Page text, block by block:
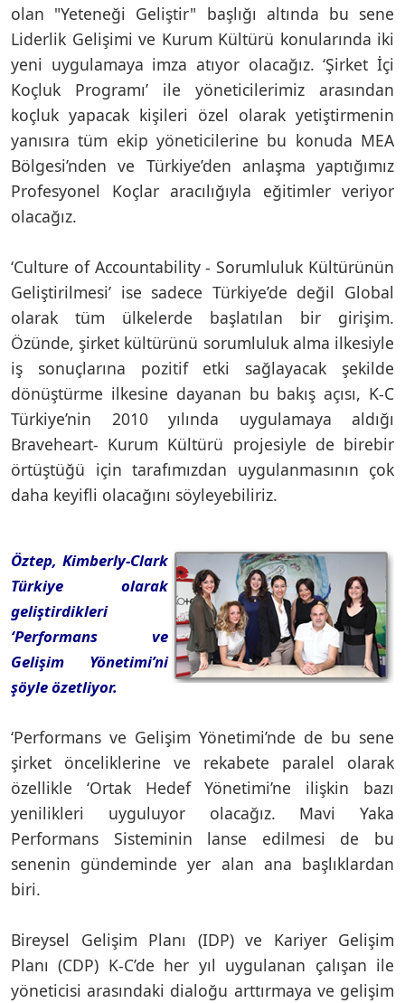
olan "Yeteneği Geliştir" başlığı altında bu sene
Liderlik Gelişimi ve Kurum Kültürü konularında iki
yeni uygulamaya imza atıyor olacağız. ‘Şirket İçi
Koçluk Programı’ ile yöneticilerimiz arasından
koçluk yapacak kişileri özel olarak yetiştirmenin
yanısıra tüm ekip yöneticilerine bu konuda MEA
Bölgesi’nden ve Türkiye’den anlaşma yaptığımız
Profesyonel Koçlar aracılığıyla eğitimler veriyor
olacağız.
‘Culture of Accountability - Sorumluluk Kültürünün
Geliştirilmesi’ ise sadece Türkiye’de değil Global
olarak tüm ülkelerde başlatılan bir girişim.
Özünde, şirket kültürünü sorumluluk alma ilkesiyle
iş sonuçlarına pozitif etki sağlayacak şekilde
dönüştürme ilkesine dayanan bu bakış açısı, K-C
Türkiye’nin 2010 yılında uygulamaya aldığı
Braveheart- Kurum Kültürü projesiyle de birebir
örtüştüğü için tarafımızdan uygulanmasının çok
daha keyifli olacağını söyleyebiliriz.
Öztep, Kimberly-Clark
Türkiye olarak
geliştirdikleri
‘Performans ve
Gelişim Yönetimi’ni
şöyle özetliyor.
‘Performans ve Gelişim Yönetimi’nde de bu sene
şirket önceliklerine ve rekabete paralel olarak
özellikle ‘Ortak Hedef Yönetimi’ne ilişkin bazı
yenilikleri uyguluyor olacağız. Mavi Yaka
Performans Sisteminin lanse edilmesi de bu
senenin gündeminde yer alan ana başlıklardan
biri.
Bireysel Gelişim Planı (IDP) ve Kariyer Gelişim
Planı (CDP) K-C’de her yıl uygulanan çalışan ile
yöneticisi arasındaki dialoğu arttırmaya ve gelişim